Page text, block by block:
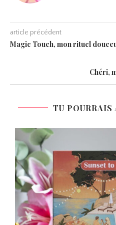
article précédent
Magic Touch, mon rituel
Chéri,
TU POURRAIS